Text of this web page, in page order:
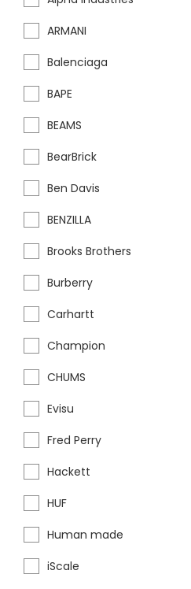
ARMANI
Balenciaga
BAPE
BEAMS
BearBrick
Ben Davis
BENZILLA
Brooks Brothers
Burberry
Carhartt
Champion
CHUMS
Evisu
Fred Perry
Hackett
HUF
Human made
iScale